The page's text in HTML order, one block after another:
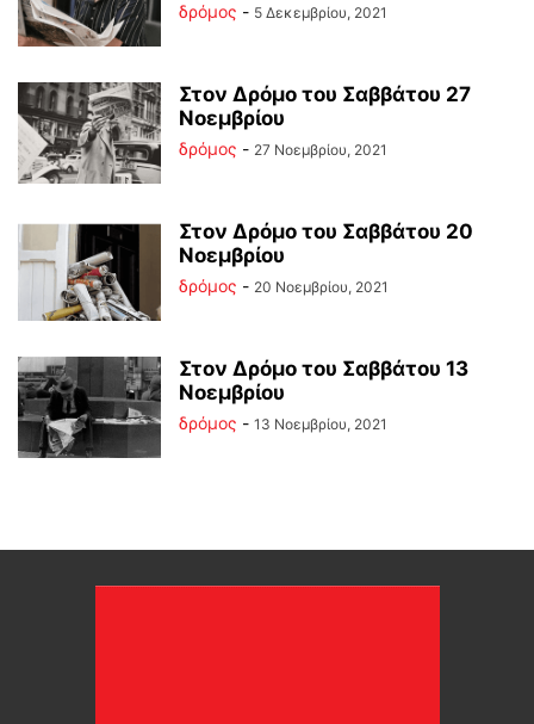
δρόμος - 5 Δεκεμβρίου, 2021
Στον Δρόμο του Σαββάτου 27
Νοεμβρίου
δρόμος - 27 Νοεμβρίου, 2021
Στον Δρόμο του Σαββάτου 20
Νοεμβρίου
δρόμος - 20 Νοεμβρίου, 2021
Στον Δρόμο του Σαββάτου 13
Νοεμβρίου
δρόμος - 13 Νοεμβρίου, 2021